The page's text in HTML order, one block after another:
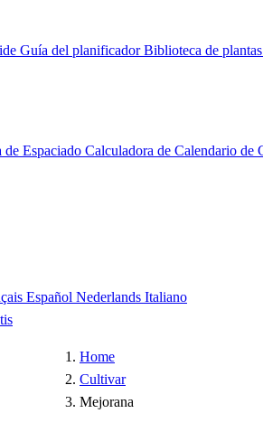
Guía del planificadorBiblioteca de plantas
de Espaciado Calculadora de Calendario de
Español Nederlands Italiano
Home
Cultivar
Mejorana